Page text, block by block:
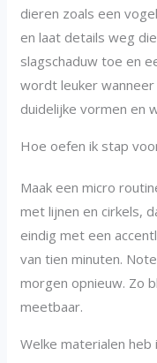
dieren zoals een
en laat details weg
slagschaduw toe en
wordt leuker
duidelijke vormen en
Hoe oefen ik stap
Maak een micro
met lijnen en cirkels,
eindig met een
van tien minuten.
morgen opnieuw. Zo
meetbaar.
Welke materialen heb